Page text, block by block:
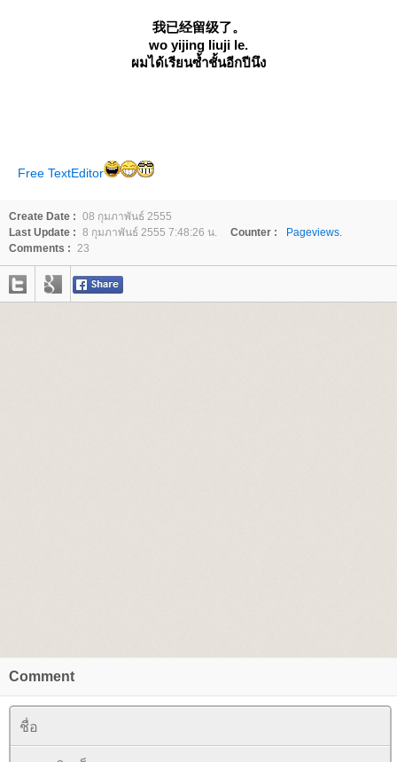
我已经留级了。
wo yijing liuji le.
ผมได้เรียนซ้ำชั้นอีกปีนึง
Free TextEditor
Create Date : 08 กุมภาพันธ์ 2555
Last Update : 8 กุมภาพันธ์ 2555 7:48:26 น. Counter :
Pageviews.
Comments : 23
Comment